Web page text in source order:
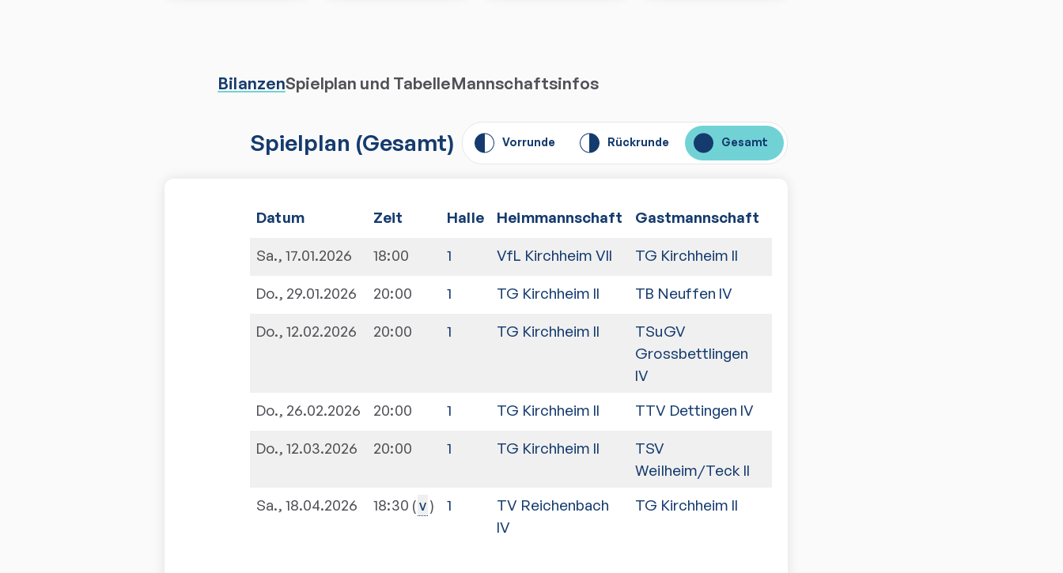
BilanzenSpielplan und TabelleMannschaftsinfos
Spielplan (Gesamt) Vorrunde Rückrunde Gesamt
Datum Zeit Halle Heimmannschaft Gastmannschaft
Sa., 17.01.2026 18:00 1 VfL Kirchheim VII TG Kirchheim II
Do., 29.01.2026 20:00 1 TG Kirchheim II TB Neuffen IV
Do., 12.02.2026 20:00 1 TG Kirchheim II
TSuGV
Grossbettlingen
IV
Do., 26.02.2026 20:00 1 TG Kirchheim II TTV Dettingen IV
Do., 12.03.2026 20:00 1 TG Kirchheim II
TSV
Weilheim/Teck II
Sa., 18.04.2026 18:30 v 1
TV Reichenbach
IV
TG Kirchheim II